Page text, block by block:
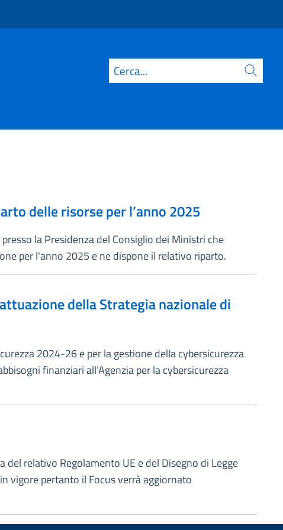
Cerca
delle risorse per l’anno 2025
la Presidenza del Consiglio dei Ministri che
per l'anno 2025 e ne dispone il relativo riparto.
della Strategia nazionale di
2024-26 e per la gestione della cybersicurezza
finanziari all’Agenzia per la cybersicurezza
relativo Regolamento UE e del Disegno di Legge
vigore pertanto il Focus verrà aggiornato